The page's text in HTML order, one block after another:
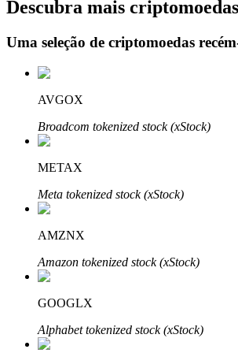
Bloqueios de BTR
Investimentos exclusivos para titulares
Empréstimos
Serviço de empréstimo apoiado por
Descubra mais criptomoedas
Uma seleção de criptomoedas
AVGOX
Broadcom tokenized stock (xStock)
METAX
Meta tokenized stock (xStock)
AMZNX
Amazon tokenized stock (xStock)
GOOGLX
Alphabet tokenized stock (xStock)